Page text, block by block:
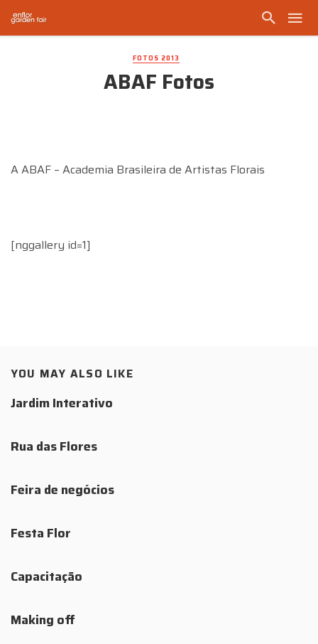
FOTOS 2013
ABAF Fotos
A ABAF – Academia Brasileira de Artistas Florais
[nggallery id=1]
YOU MAY ALSO LIKE
Jardim Interativo
Rua das Flores
Feira de negócios
Festa Flor
Capacitação
Making off